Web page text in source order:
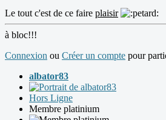
Le tout c'est de ce faire plaisir
à bloc!!!
Connexion ou Créer un compte pour
albator83
Hors Ligne
Membre platinium